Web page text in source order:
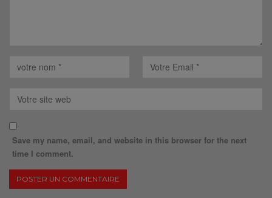
Save my name, email, and website in this browser for the next
time I comment.